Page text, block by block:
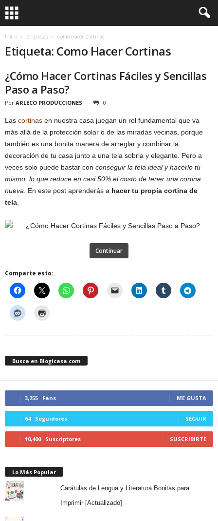
Inicio Etiquetas Como Hacer Cortinas
Etiqueta: Como Hacer Cortinas
¿Cómo Hacer Cortinas Fáciles y Sencillas
Paso a Paso?
Por ARLECO PRODUCCIONES 0
Las cortinas en nuestra casa juegan un rol fundamental que va
más allá de la protección solar o de las miradas vecinas, porque
también es una bonita manera de arreglar y combinar la
decoración de tu casa junto a una tela sobria y elegante. Pero a
veces solo puede bastar con conseguir la tela ideal y hacerlo tú
mismo, lo que reduce en casi 50% el costo de tener una cortina
nueva . En este post aprenderás a hacer tu propia cortina de
tela
Continuar
Comparte esto:
Busca en Blogicasa.com
3,255 Fans ME GUSTA
64 Seguidores SEGUIR
10,400 Suscriptores SUSCRIBIRTE
Lo Más Popular
Carátulas de Lengua y Literatura Bonitas para
Imprimir [Actualizado]